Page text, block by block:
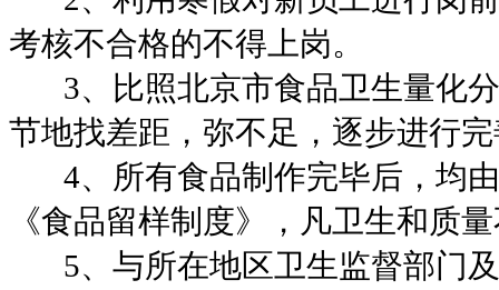
考核不合格的不得上岗。
3、比照北京市食品卫生量化
节地找差距，弥不足，逐步进行
4、所有食品制作完毕后，均
《食品留样制度》，凡卫生和质
5、与所在地区卫生监督部门